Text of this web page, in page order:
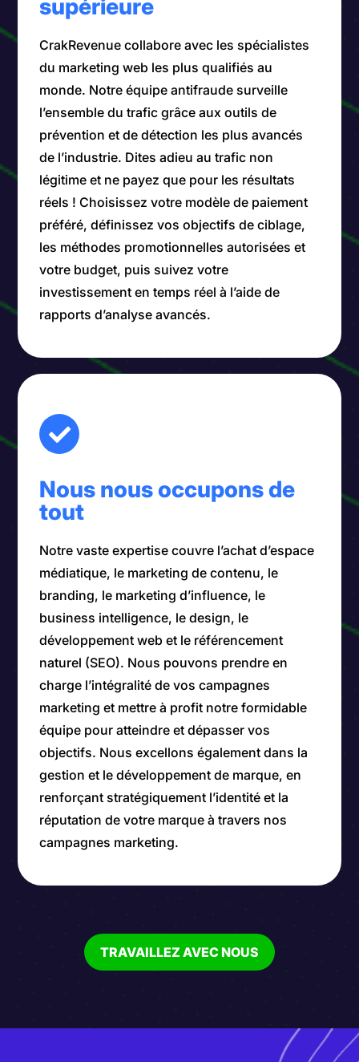
supérieure
CrakRevenue collabore avec les spécialistes
du marketing web les plus qualifiés au
monde. Notre équipe antifraude surveille
l’ensemble du trafic grâce aux outils de
prévention et de détection les plus avancés
de l’industrie. Dites adieu au trafic non
légitime et ne payez que pour les résultats
réels ! Choisissez votre modèle de paiement
préféré, définissez vos objectifs de ciblage,
les méthodes promotionnelles autorisées et
votre budget, puis suivez votre
investissement en temps réel à l’aide de
rapports d’analyse avancés.
Nous nous occupons de
tout
Notre vaste expertise couvre l’achat d’espace
médiatique, le marketing de contenu, le
branding, le marketing d’influence, le
business intelligence, le design, le
développement web et le référencement
naturel (SEO). Nous pouvons prendre en
charge l’intégralité de vos campagnes
marketing et mettre à profit notre formidable
équipe pour atteindre et dépasser vos
objectifs. Nous excellons également dans la
gestion et le développement de marque, en
renforçant stratégiquement l’identité et la
réputation de votre marque à travers nos
campagnes marketing.
TRAVAILLEZ AVEC NOUS